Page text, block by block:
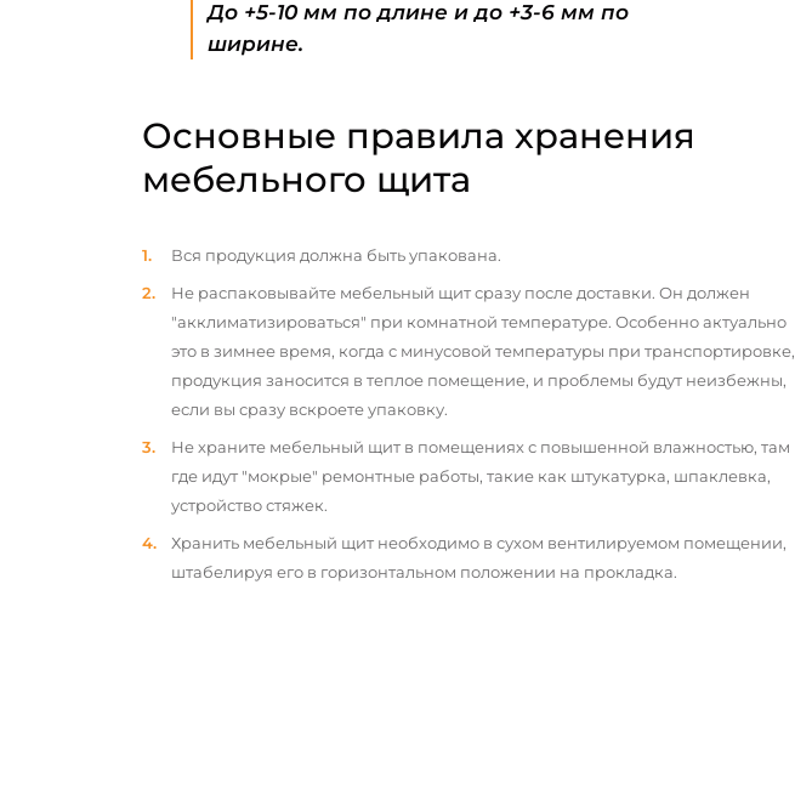
До +5-10 мм по длине и до +3-6 мм по
ширине.
Основные правила хранения
мебельного щита
Вся продукция должна быть упакована.
Не распаковывайте мебельный щит сразу после доставки. Он должен
"акклиматизироваться" при комнатной температуре. Особенно актуально
это в зимнее время, когда с минусовой температуры при транспортировке,
продукция заносится в теплое помещение, и проблемы будут неизбежны,
если вы сразу вскроете упаковку.
Не храните мебельный щит в помещениях с повышенной влажностью, там
где идут "мокрые" ремонтные работы, такие как штукатурка, шпаклевка,
устройство стяжек.
Хранить мебельный щит необходимо в сухом вентилируемом помещении,
штабелируя его в горизонтальном положении на прокладка.